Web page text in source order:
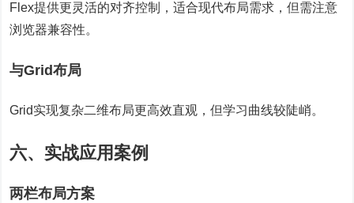
Flex提供更灵活的对齐控制，适合现代布局需求，但需注意
浏览器兼容性。
与Grid布局
Grid实现复杂二维布局更高效直观，但学习曲线较陡峭。
六、实战应用案例
两栏布局方案